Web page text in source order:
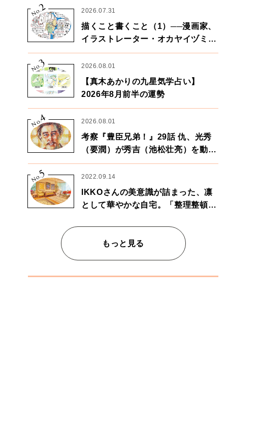
No.2 2026.07.31
描くこと書くこと（1）──漫画家、
イラストレーター・オカヤイヅミさ
ん×漫画家・鶴谷香央理さん
No.
3 2026.08.01
【真木あかりの九星気学占い】
2026年8月前半の運勢
No.
4 2026.08.01
考察『豊臣兄弟！』29話 仇、光秀
（要潤）が秀吉（池松壮亮）を動か
す。天下に向けた兄弟の分岐点。
No.
5 2022.09.14
IKKOさんの美意識が詰まった、凛
として華やかな自宅。「整理整頓は
もっと見る